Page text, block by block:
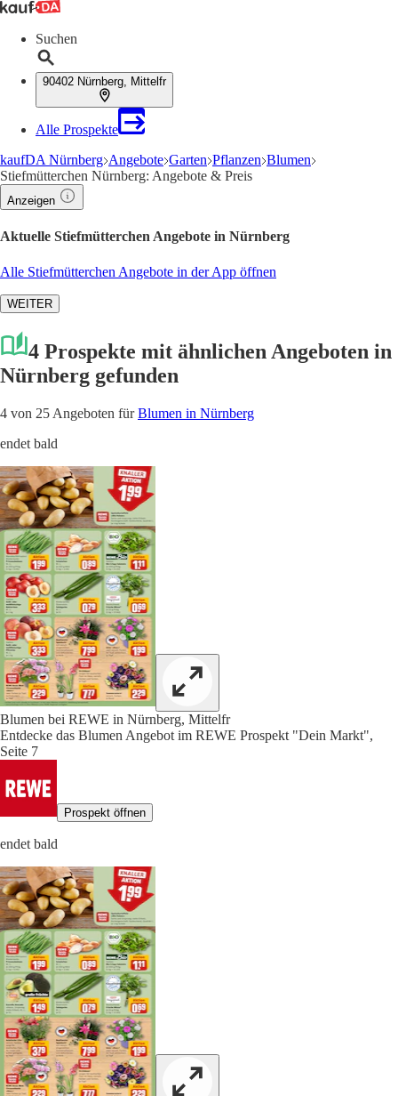
Suchen
90402 Nürnberg, Mittelfr
Alle Prospekte
kaufDA Nürnberg Angebote Garten Pflanzen Blumen
Stiefmütterchen Nürnberg: Angebote & Preis
Anzeigen
Aktuelle Stiefmütterchen Angebote in Nürnberg
Alle Stiefmütterchen Angebote in der App öffnen
WEITER
4 Prospekte mit ähnlichen Angeboten in
Nürnberg gefunden
4 von 25 Angeboten fürBlumen in Nürnberg
endet bald
Blumen bei REWE in Nürnberg, Mittelfr
Entdecke das Blumen Angebot im REWE Prospekt "Dein Markt",
Seite 7
Prospekt öffnen
endet bald